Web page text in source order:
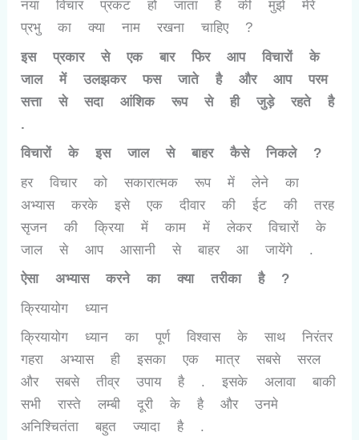
नया विचार प्रकट हो जाता है की मुझे मेरे
प्रभु का क्या नाम रखना चाहिए ?
इस प्रकार से एक बार फिर आप विचारों के
जाल में उलझकर फस जाते है और आप परम
सत्ता से सदा आंशिक रूप से ही जुड़े रहते है
.
विचारों के इस जाल से बाहर कैसे निकले ?
हर विचार को सकारात्मक रूप में लेने का
अभ्यास करके इसे एक दीवार की ईट की तरह
सृजन की क्रिया में काम में लेकर विचारों के
जाल से आप आसानी से बाहर आ जायेंगे .
ऐसा अभ्यास करने का क्या तरीका है ?
क्रियायोग ध्यान
क्रियायोग ध्यान का पूर्ण विश्वास के साथ निरंतर
गहरा अभ्यास ही इसका एक मात्र सबसे सरल
और सबसे तीव्र उपाय है . इसके अलावा बाकी
सभी रास्ते लम्बी दूरी के है और उनमे
अनिश्चितंता बहुत ज्यादा है .